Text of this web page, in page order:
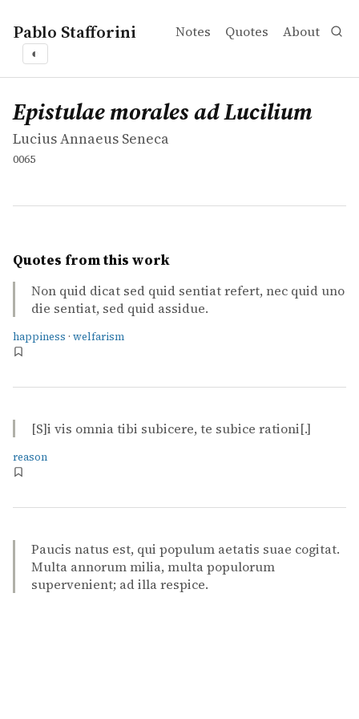
Pablo Stafforini Notes Quotes About
◐
works
Lucius Annaeus Seneca
Epistulae morales ad Lucilium
book
Epistulae morales ad Lucilium
Lucius Annaeus Seneca
0065
Quotes from this work
Non quid dicat sed quid sentiat refert, nec quid uno
die sentiat, sed quid assidue.
happiness · welfarism
[S]i vis omnia tibi subicere, te subice rationi[.]
reason
Paucis natus est, qui populum aetatis suae cogitat.
Multa annorum milia, multa populorum
supervenient; ad illa respice.